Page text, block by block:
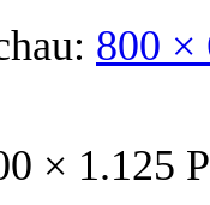
800 ×
× 1.125